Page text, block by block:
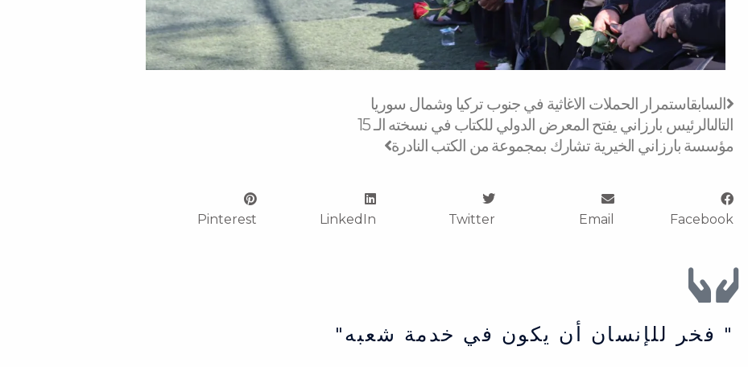
Prev
السابقاستمرار الحملات الاغاثية في جنوب تركيا وشمال سوريا
التالىالرئيس بارزاني يفتح المعرض الدولي للكتاب في نسخته الـ 15
مؤسسة بارزاني الخيرية تشارك بمجموعة من الكتب النادرة
Next
Facebook
Email
Twitter
LinkedIn
Pinterest
" فخر للإنسان أن يكون في خدمة شعبه"